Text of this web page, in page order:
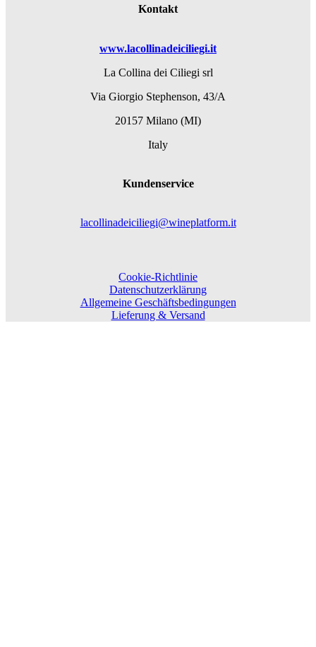
Kontakt
www.lacollinadeiciliegi.it
La Collina dei Ciliegi srl
Via Giorgio Stephenson, 43/A
20157 Milano (MI)
Italy
Kundenservice
lacollinadeiciliegi@wineplatform.it
Cookie-Richtlinie
Datenschutzerklärung
Allgemeine Geschäftsbedingungen
Lieferung & Versand